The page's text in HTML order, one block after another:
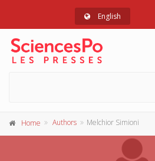
English
Home Authors Melchior Simioni